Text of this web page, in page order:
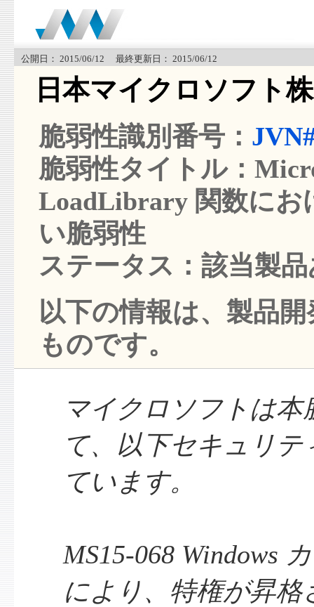
公開日： 2015/06/12 最終更新日： 2015/06/12
日本マイクロソフト
脆弱性識別番号：
脆弱性タイトル：
LoadLibrary 関数にお
い脆弱性
ステータス：該当製
以下の情報は、製品
ものです。
マイクロソフトは本
て、以下セキュリ
ています。
MS15-068 Windows
により、特権が昇格